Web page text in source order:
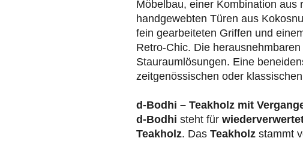
Möbelbau, einer Kombination aus
handgewebten Türen aus
fein gearbeiteten Griffen und
Retro-Chic. Die
Stauraumlösungen. Eine
zeitgenössischen oder
d-Bodhi – Teakholz mit
d-Bodhi steht für
Teakholz. Das Teakholz stammt